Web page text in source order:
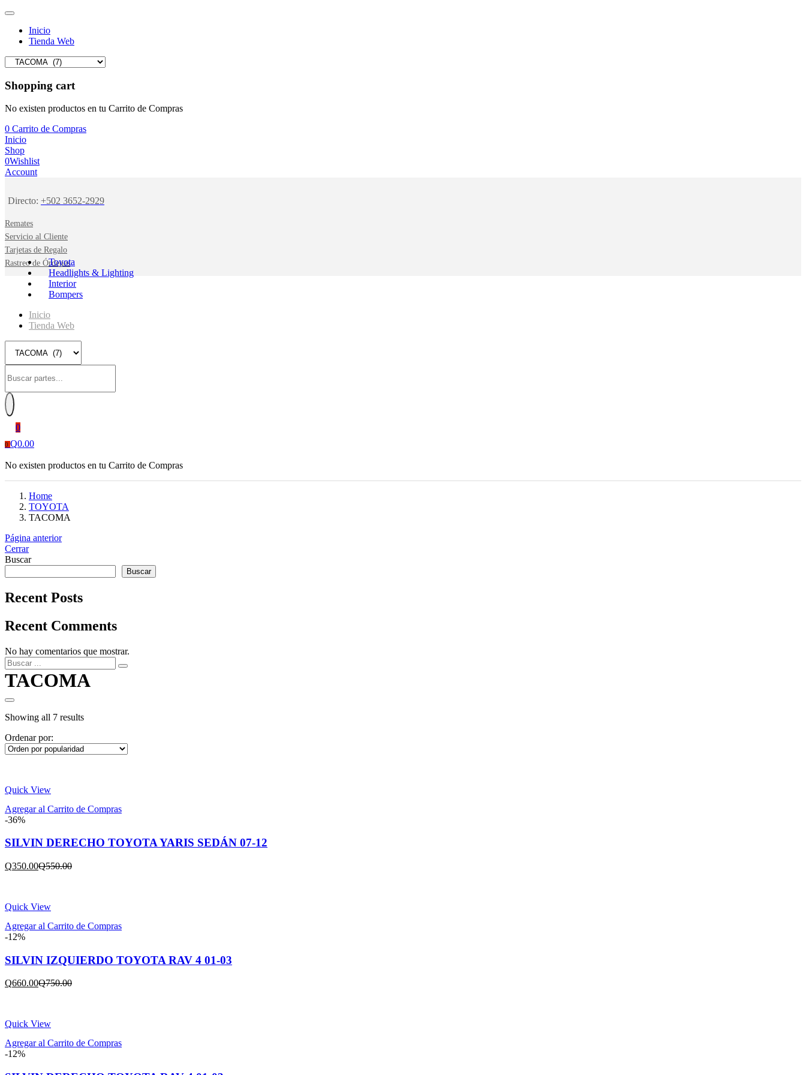
Inicio
Tienda Web
Shopping cart
No existen productos en tu Carrito de Compras
0 Carrito de Compras
Inicio
Shop
0Wishlist
Account
Directo: +502 3652-2929
Remates
Servicio al Cliente
Tarjetas de Regalo
Rastreo de Órdenes
Toyota
Headlights & Lighting
Interior
Bompers
Inicio
Tienda Web
0
0 Q0.00
No existen productos en tu Carrito de Compras
Home
TOYOTA
TACOMA
Página anterior
Cerrar
Buscar
Buscar
Recent Posts
Recent Comments
No hay comentarios que mostrar.
TACOMA
Showing all 7 resultsOrdenamiento
Ordenar por:
Quick View
Agregar al Carrito de Compras
-36%
SILVIN DERECHO TOYOTA YARIS SEDÁN 07-12
Q350.00Current
Q550.00Original
Quick View
Agregar al Carrito de Compras
-12%
SILVIN IZQUIERDO TOYOTA RAV 4 01-03
Q660.00Current
Q750.00Original
Quick View
Agregar al Carrito de Compras
-12%